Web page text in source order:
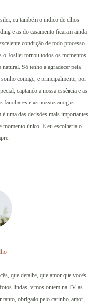
eu também o indico de olhos
e as do casamento ficaram ainda
condução de todo processo.
o Josilei tornou todos os momentos
Só tenho a agradecer pela
sonho comigo, e principalmente, por
captando a nossa essência e as
familiares e os nossos amigos.
uma das decisões mais importantes
momento único. E eu escolheria o
que detalhe, que amor que vocês
lindas, vimos ontem na TV as
obrigado pelo carinho, amor,